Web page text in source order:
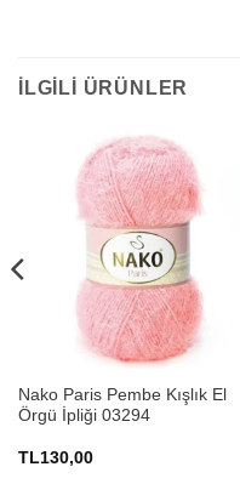
İLGILI ÜRÜNLER
Nako Paris Pembe Kışlık El
Örgü İpliği 03294
TL130,00